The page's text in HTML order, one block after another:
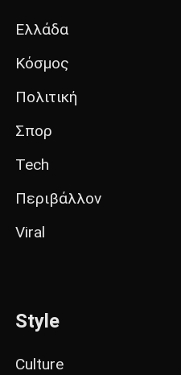
Ελλάδα
Κόσμος
Πολιτική
Σπορ
Tech
Περιβάλλον
Viral
Style
Culture